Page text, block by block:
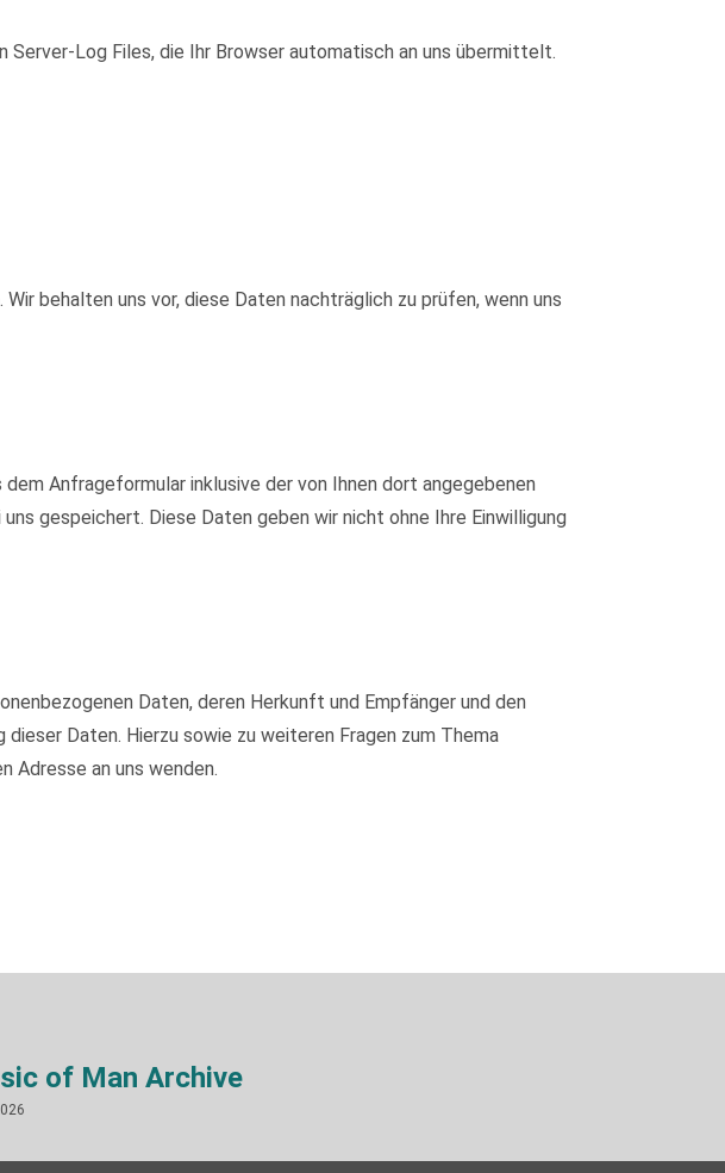
Log Files, die Ihr Browser automatisch an uns übermittelt.
behalten uns vor, diese Daten nachträglich zu prüfen, wenn uns
Anfrageformular inklusive der von Ihnen dort angegebenen
gespeichert. Diese Daten geben wir nicht ohne Ihre Einwilligung
Daten, deren Herkunft und Empfänger und den
Daten. Hierzu sowie zu weiteren Fragen zum Thema
Adresse an uns wenden.
of Man Archive